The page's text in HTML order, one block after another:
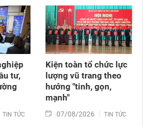
thông tin hài cốt liệt sĩ tại
Riêng, phường Hòa Hưng,
Chí Minh.
tư,
TIN TỨC
Kiện toàn tổ chức lực
lượng vũ trang theo
hướng "tinh, gọn,
mạnh"
07/08/2026 TIN TỨC